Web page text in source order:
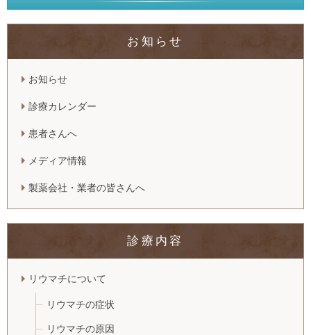
お知らせ
お知らせ
診療カレンダー
患者さんへ
メディア情報
製薬会社・業者の皆さんへ
診療内容
リウマチについて
リウマチの症状
リウマチの原因